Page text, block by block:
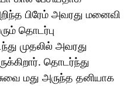
பிரேம் அவரது மனைவி
தொடர்பு
முதலில் அவரது
தொடர்ந்து
மது அருந்த தனியாக